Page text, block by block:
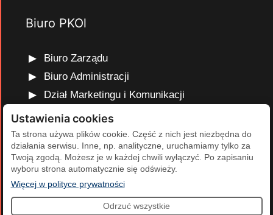
Biuro PKOl
Biuro Zarządu
Biuro Administracji
Dział Marketingu i Komunikacji
Dział Edukacji Olimpijskiej
Dział Finansów i Kadr
Dział Projektów Olimpijskich
Dział Programów Rozwojowych
Ustawienia cookies
Ta strona używa plików cookie. Część z nich jest niezbędna do
działania serwisu. Inne, np. analityczne, uruchamiamy tylko za
Twoją zgodą. Możesz je w każdej chwili wyłączyć. Po zapisaniu
wyboru strona automatycznie się odświeży.
Więcej w polityce prywatności(otwiera się w nowej karcie)
Odrzuć wszystkie